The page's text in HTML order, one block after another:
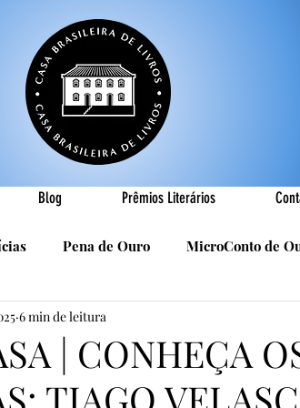
Blog Prêmios Literários
Pena de Ouro MicroConto de
Cândido Luís Vasques
Roldan Carlos Nejar Sebastião
| CONHEÇA
6 min de leitura